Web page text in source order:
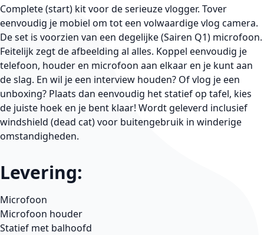
Complete (start) kit voor de serieuze vlogger. Tover
eenvoudig je mobiel om tot een volwaardige vlog camera.
De set is voorzien van een degelijke (Sairen Q1) microfoon.
Feitelijk zegt de afbeelding al alles. Koppel eenvoudig je
telefoon, houder en microfoon aan elkaar en je kunt aan
de slag. En wil je een interview houden? Of vlog je een
unboxing? Plaats dan eenvoudig het statief op tafel, kies
de juiste hoek en je bent klaar! Wordt geleverd inclusief
windshield (dead cat) voor buitengebruik in winderige
omstandigheden.
Levering:
Microfoon
Microfoon houder
Statief met balhoofd